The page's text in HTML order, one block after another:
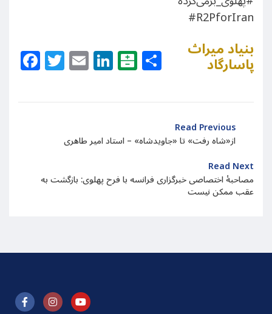
‎#R2PforIran
Facebook
Twitter
EmailLinkedIn
Balatarin
Share
بنیاد میراث
پاسارگاد
Read Previous
از«شاه رفت» تا «جاویدشاه» – استاد امیر طاهری
Read Next
مصاحبۀ اختصاصی خبرگزاری فرانسه با فرح پهلوی: بازگشت به
عقب ممکن نیست